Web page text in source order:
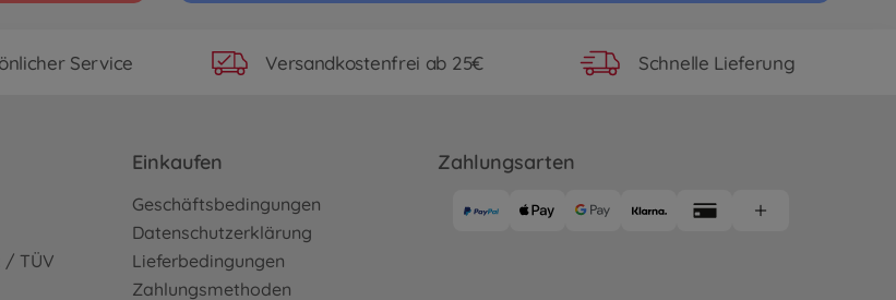
Service Versandkostenfrei ab 25€ Schnelle Lieferung
/ TÜV
Einkaufen
Geschäftsbedingungen
Datenschutzerklärung
Lieferbedingungen
Zahlungsmethoden
Zahlungsarten